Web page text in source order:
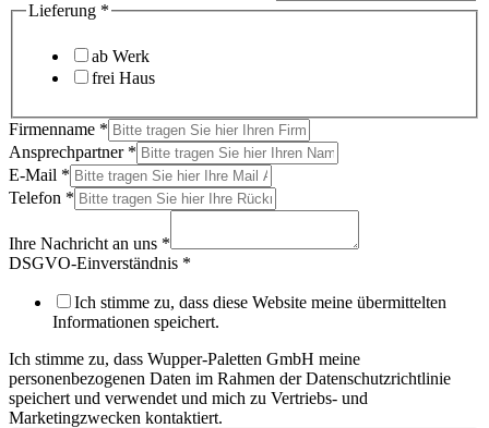
Lieferung *
ab Werk
frei Haus
Firmenname *
Ansprechpartner *
E-Mail *
Telefon *
Ihre Nachricht an uns *
DSGVO-Einverständnis *
Ich stimme zu, dass diese Website meine übermittelten
Informationen speichert.
Ich stimme zu, dass Wupper-Paletten GmbH meine
personenbezogenen Daten im Rahmen der Datenschutzrichtlinie
speichert und verwendet und mich zu Vertriebs- und
Marketingzwecken kontaktiert.